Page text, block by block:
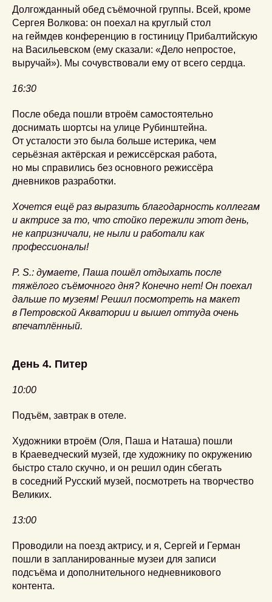
Долгожданный обед съёмочной группы. Всей, кроме
Сергея Волкова: он поехал на круглый стол
на геймдев конференцию в гостиницу Прибалтийскую
на Васильевском (ему сказали: «Дело непростое,
выручай»). Мы сочувствовали ему от всего сердца.
16:30
После обеда пошли втроём самостоятельно
доснимать шортсы на улице Рубинштейна.
От усталости это была больше истерика, чем
серьёзная актёрская и режиссёрская работа,
но мы справились без основного режиссёра
дневников разработки.
Хочется ещё раз выразить благодарность коллегам
и актрисе за то, что стойко пережили этот день,
не капризничали, не ныли и работали как
профессионалы!
P. S.: думаете, Паша пошёл отдыхать после
тяжёлого съёмочного дня? Конечно нет! Он поехал
дальше по музеям! Решил посмотреть на макет
в Петровской Акватории и вышел оттуда очень
впечатлённый.
День 4. Питер
10:00
Подъём, завтрак в отеле.
Художники втроём (Оля, Паша и Наташа) пошли
в Краеведческий музей, где художнику по окружению
быстро стало скучно, и он решил один сбегать
в соседний Русский музей, посмотреть на творчество
Великих.
13:00
Проводили на поезд актрису, и я, Сергей и Герман
пошли в запланированные музеи для записи
подсъёма и дополнительного недневникового
контента.